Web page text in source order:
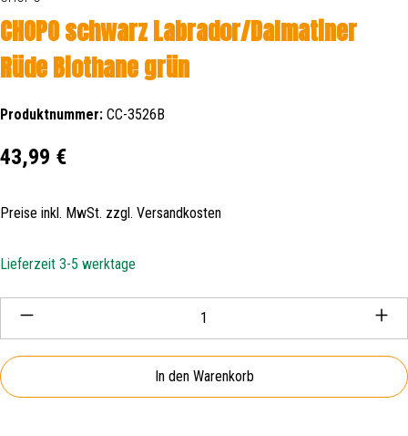
CHOPO schwarz Labrador/Dalmatiner
Rüde Biothane grün
Produktnummer: CC-3526B
Regulärer Preis:
43,99 €
Preise inkl. MwSt. zzgl. Versandkosten
Lieferzeit 3-5 werktage
Produkt Anzahl: Gib den gewünschten Wert ein oder
In den Warenkorb